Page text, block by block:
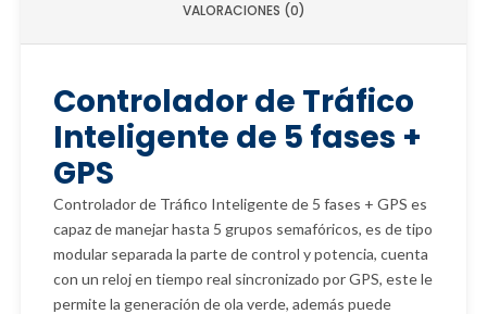
VALORACIONES (0)
Controlador de Tráfico
Inteligente de 5 fases +
GPS
Controlador de Tráfico Inteligente de 5 fases + GPS es
capaz de manejar hasta 5 grupos semafóricos, es de tipo
modular separada la parte de control y potencia, cuenta
con un reloj en tiempo real sincronizado por GPS, este le
permite la generación de ola verde, además puede